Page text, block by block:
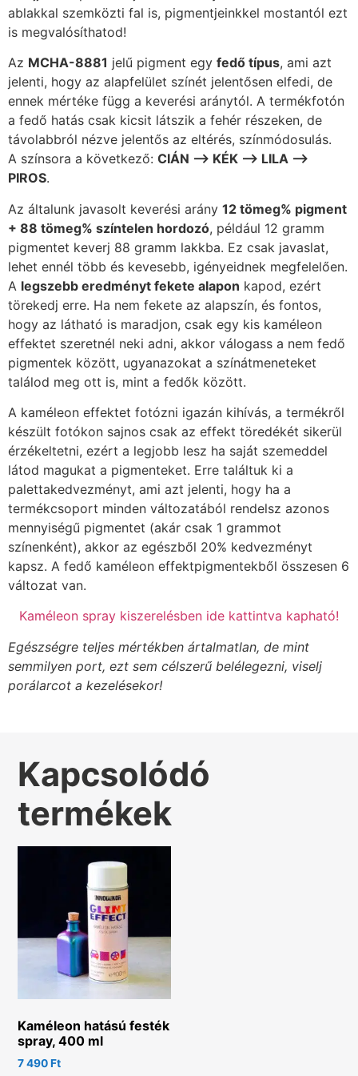
ablakkal szemközti fal is, pigmentjeinkkel mostantól ezt
is megvalósíthatod!
Az MCHA-8881 jelű pigment egy fedő típus, ami azt
jelenti, hogy az alapfelület színét jelentősen elfedi, de
ennek mértéke függ a keverési aránytól. A termékfotón
a fedő hatás csak kicsit látszik a fehér részeken, de
távolabbról nézve jelentős az eltérés, színmódosulás.
A színsora a következő: CIÁN –> KÉK –> LILA –>
PIROS.
Az általunk javasolt keverési arány 12 tömeg% pigment
+ 88 tömeg% színtelen hordozó, például 12 gramm
pigmentet keverj 88 gramm lakkba. Ez csak javaslat,
lehet ennél több és kevesebb, igényeidnek megfelelően.
A legszebb eredményt fekete alapon kapod, ezért
törekedj erre. Ha nem fekete az alapszín, és fontos,
hogy az látható is maradjon, csak egy kis kaméleon
effektet szeretnél neki adni, akkor válogass a nem fedő
pigmentek között, ugyanazokat a színátmeneteket
találod meg ott is, mint a fedők között.
A kaméleon effektet fotózni igazán kihívás, a termékről
készült fotókon sajnos csak az effekt töredékét sikerül
érzékeltetni, ezért a legjobb lesz ha saját szemeddel
látod magukat a pigmenteket. Erre találtuk ki a
palettakedvezményt, ami azt jelenti, hogy ha a
termékcsoport minden változatából rendelsz azonos
mennyiségű pigmentet (akár csak 1 grammot
színenként), akkor az egészből 20% kedvezményt
kapsz. A fedő kaméleon effektpigmentekből összesen 6
változat van.
Kaméleon spray kiszerelésben ide kattintva kapható!
Egészségre teljes mértékben ártalmatlan, de mint
semmilyen port, ezt sem célszerű belélegezni, viselj
porálarcot a kezelésekor!
Kapcsolódó
termékek
Kaméleon hatású festék
spray, 400 ml
7 490Ft